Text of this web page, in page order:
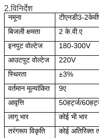
2.विनिर्देश
नमूना
टीएनडी3-
बिजली क्षमता
2 के.वी.ए
इनपुट वोल्टेज
180-300V
आउटपुट वोल्टेज
220V
स्थिरता
±3%
वर्तमान मूल्यांकित
9ए
आवृत्ति
50हर्ट्ज/
लागू भार
कोई भी भार
तरंगरूप विकृति
कोई अतिरिक्त